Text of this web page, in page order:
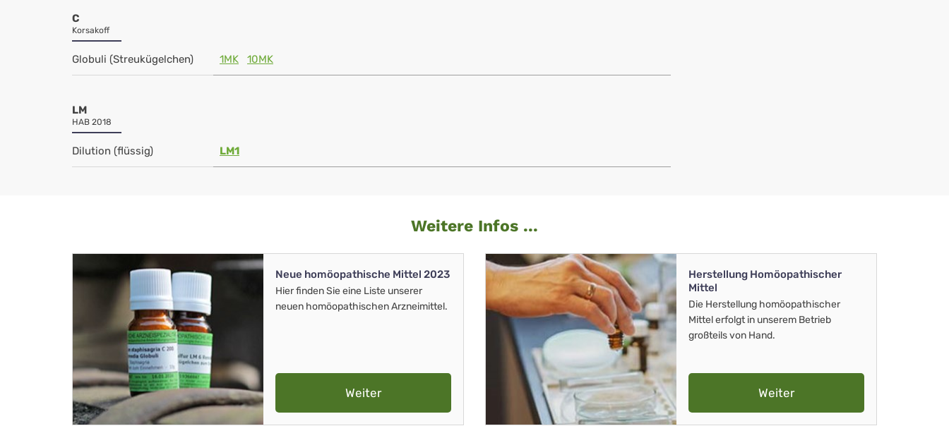
C
Korsakoff
Globuli (Streukügelchen) 1MK 10MK
LM
HAB 2018
Dilution (flüssig) LM1
Weitere Infos ...
Neue homöopathische Mittel 2023
Hier finden Sie eine Liste unserer
neuen homöopathischen Arzneimittel.
Weiter
Herstellung Homöopathischer
Mittel
Die Herstellung homöopathischer
Mittel erfolgt in unserem Betrieb
großteils von Hand.
Weiter